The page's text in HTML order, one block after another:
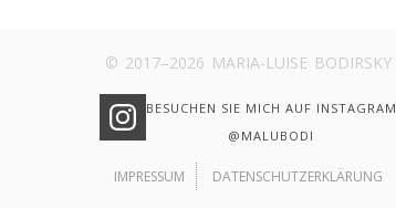
© 2017–2026 MARIA-LUISE BODIRSKY
BESUCHEN SIE MICH AUF INSTAGRAM
@MALUBODI
IMPRESSUM DATENSCHUTZERKLÄRUNG